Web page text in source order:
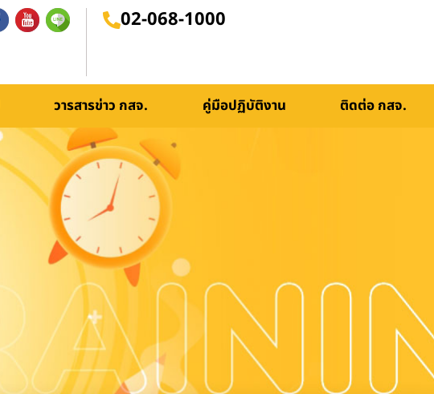
02-068-1000
วารสารข่าว กสจ. คู่มือปฏิบัติงาน ติดต่อ กสจ.